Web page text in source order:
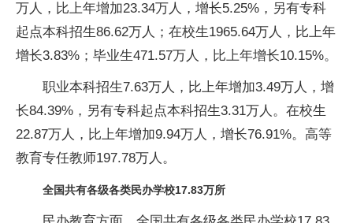
万人，比上年增加23.34万人，增长5.25%，另有专科
起点本科招生86.62万人；在校生1965.64万人，比上年
增长3.83%；毕业生471.57万人，比上年增长10.15%。
职业本科招生7.63万人，比上年增加3.49万人，增
长84.39%，另有专科起点本科招生3.31万人。在校生
22.87万人，比上年增加9.94万人，增长76.91%。高等
教育专任教师197.78万人。
全国共有各级各类民办学校17.83万所